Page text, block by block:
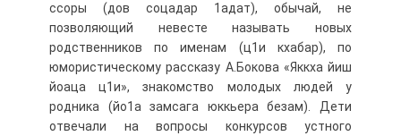
ссоры (дов соцадар 1адат), обычай, не
позволяющий невесте называть новых
родственников по именам (ц1и кхабар), по
юмористическому рассказу А.Бокова «Яккха йиш
йоаца ц1и», знакомство молодых людей у
родника (йо1а замсага юккьера безам). Дети
отвечали на вопросы конкурсов устного